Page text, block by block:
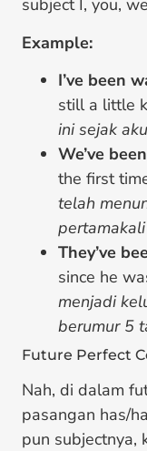
subject I, you,
Example:
I’ve been
still a little
ini sejak
We’ve
the first
telah
They’ve
since he
menjadi
berumur 5
Future Perfect
Nah, di dalam
pasangan has/
pun subjectnya,